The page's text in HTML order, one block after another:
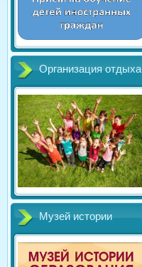
Организация отдыха
Музей истории